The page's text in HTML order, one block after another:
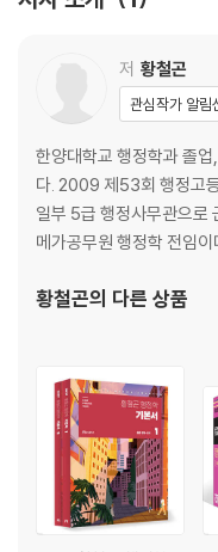
저 황철곤
관심작가 알림
한양대학교 행정학과 졸
다. 2009 제53회 행정고
일부 5급 행정사무관으로
메가공무원 행정학 전임이
황철곤의 다른 상품